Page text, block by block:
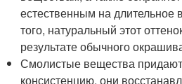
естественным на длительное
того, натуральный этот
результате обычного
Смолистые вещества
консистенцию, они